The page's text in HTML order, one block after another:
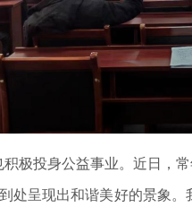
投身公益事业。近日，
处呈现出和谐美好的景象